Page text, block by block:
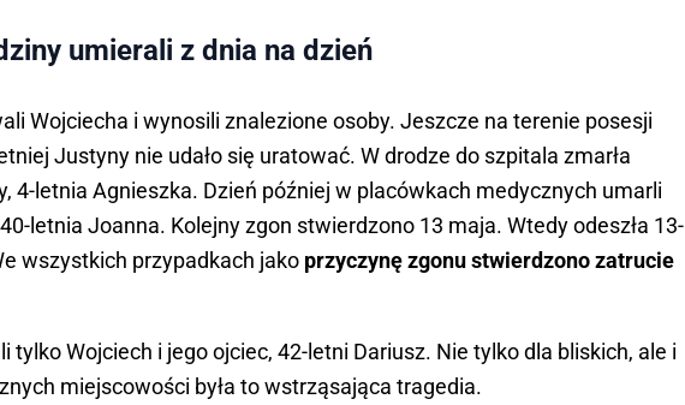
umierali z dnia na dzień
Wojciecha i wynosili znalezione osoby. Jeszcze na terenie posesji
Justyny nie udało się uratować. W drodze do szpitala zmarła
4-letnia Agnieszka. Dzień później w placówkach medycznych umarli
letnia Joanna. Kolejny zgon stwierdzono 13 maja. Wtedy odeszła 13-
wszystkich przypadkach jako przyczynę zgonu stwierdzono zatrucie
tylko Wojciech i jego ojciec, 42-letni Dariusz. Nie tylko dla bliskich, ale i
miejscowości była to wstrząsająca tragedia.